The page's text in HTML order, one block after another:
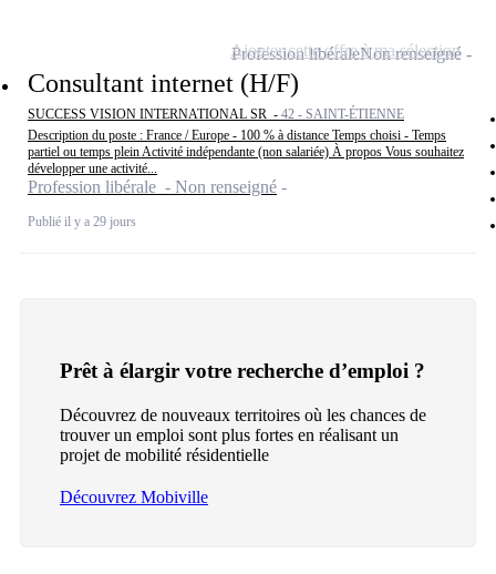
Consultant internet (H/F)
SUCCESS VISION INTERNATIONAL SR - 42 - SAINT-ÉTIENNE
Description du poste : France / Europe - 100 % à distance Temps choisi - Temps
partiel ou temps plein Activité indépendante (non salariée) À propos Vous souhaitez
développer une activité...
Profession libérale - Non renseigné
Publié il y a 29 jours
Profession libéraleNon renseigné
Ajouter cette offre à ma sélection
Prêt à élargir votre recherche d’emploi ?
Découvrez de nouveaux territoires où les chances de
trouver un emploi sont plus fortes en réalisant un
projet de mobilité résidentielle
Découvrez Mobiville